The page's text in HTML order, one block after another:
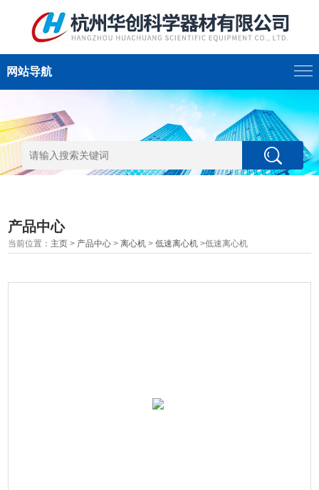
网站导航
产品中心
当前位置： 主页 > 产品中心 >离心机 >低速离心机 >低速离心机